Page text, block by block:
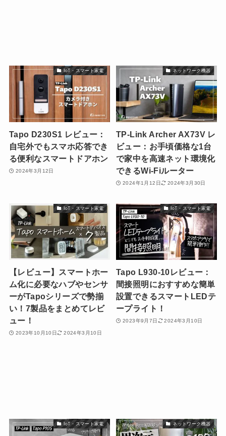
IoT・スマート家電
Tapo D230S1 レビュー：
自宅外でもスマホ応答でき
る便利なスマートドアホン
2024年3月12日
ネットワーク機器
TP-Link Archer AX73V レ
ビュー：お手頃価格な1台
で家中を高速ネット環境化
できるWi-Fiルーター
2024年1月12日 2024年3月30日
IoT・スマート家電
【レビュー】スマートホー
ム化に必要なハブやセンサ
ーがTapoシリーズで勢揃
い！7製品をまとめてレビ
ュー！
2023年10月10日 2024年3月10日
IoT・スマート家電
Tapo L930-10レビュー：
間接照明におすすめな簡単
設置できるスマートLEDテ
ープライト！
2023年9月7日 2024年3月10日
IoT・スマート家電 ネットワーク機器